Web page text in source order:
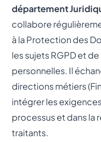
département
collabore
à la Protection des
les sujets RGPD et
personnelles. Il
directions métiers
intégrer les
processus et dans la
traitants.